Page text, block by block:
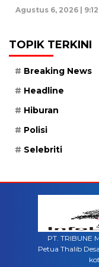
Agustus 6, 2026 |
TOPIK TERKINI
Breaking News
Headline
Hiburan
Polisi
Selebriti
PT. TRIBUNE
Petua Thalib